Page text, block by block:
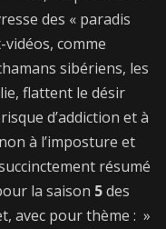
des « paradis
vidéos, comme
sibériens, les
flattent le désir
d’addiction et à
à l’imposture et
résumé
la saison 5des
avec pour thème : »